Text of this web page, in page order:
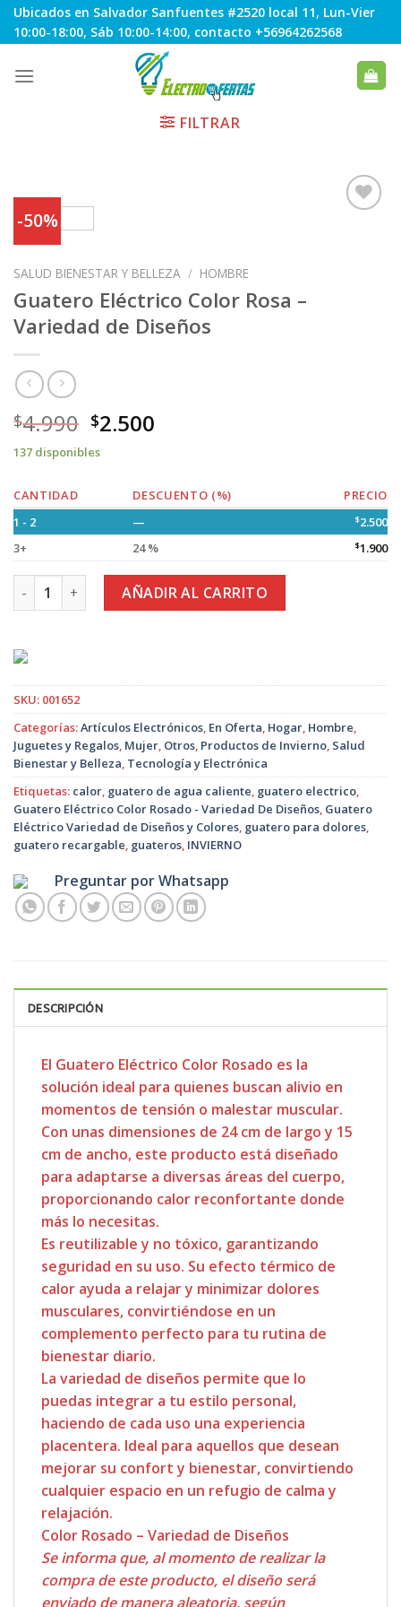
Skip
to
Ubicados en Salvador Sanfuentes #2520 local 11, Lun-Vier
10:00-18:00, Sáb 10:00-14:00, contacto +56964262568
FILTRAR
-50%
SALUD BIENESTAR Y BELLEZA / HOMBRE
Guatero Eléctrico Color Rosa –
Variedad de Diseños
$4.990 $2.500
137 disponibles
CANTIDAD DESCUENTO (%)
PRECIO
1 - 2
— $2.500
3+
24 % $1.900
Guatero Eléctrico Color Rosa - Variedad de Diseños cantidad
AÑADIR AL CARRITO
SKU: 001652
Categorías:Artículos Electrónicos, En Oferta, Hogar, Hombre,
Juguetes y Regalos, Mujer, Otros, Productos de Invierno, Salud
Bienestar y Belleza, Tecnología y Electrónica
Etiquetas: calor, guatero de agua caliente, guatero electrico,
Guatero Eléctrico Color Rosado - Variedad De Diseños, Guatero
Eléctrico Variedad de Diseños y Colores, guatero para dolores,
guatero recargable, guateros, INVIERNO
Preguntar por Whatsapp
DESCRIPCIÓN
El Guatero Eléctrico Color Rosado es la
solución ideal para quienes buscan alivio en
momentos de tensión o malestar muscular.
Con unas dimensiones de 24 cm de largo y 15
cm de ancho, este producto está diseñado
para adaptarse a diversas áreas del cuerpo,
proporcionando calor reconfortante donde
más lo necesitas.
Es reutilizable y no tóxico, garantizando
seguridad en su uso. Su efecto térmico de
calor ayuda a relajar y minimizar dolores
musculares, convirtiéndose en un
complemento perfecto para tu rutina de
bienestar diario.
La variedad de diseños permite que lo
puedas integrar a tu estilo personal,
haciendo de cada uso una experiencia
placentera. Ideal para aquellos que desean
mejorar su confort y bienestar, convirtiendo
cualquier espacio en un refugio de calma y
relajación.
Color Rosado – Variedad de Diseños
Se informa que, al momento de realizar la
compra de este producto, el diseño será
enviado de manera aleatoria, según